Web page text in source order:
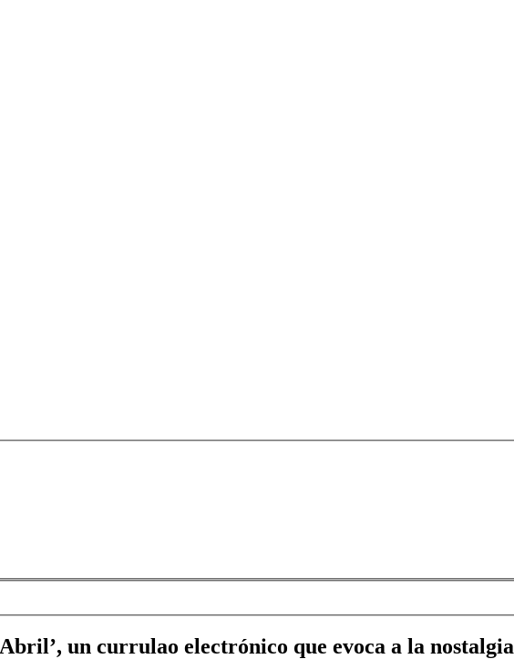
un currulao electrónico que evoca a la nostalgia